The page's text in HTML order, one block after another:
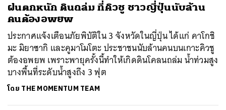
ฝนตกหนัก ดินถล่ม ที่คิวชู ชาวญี่ปุ่นนับล้าน
คนต้องอพยพ
ประกาศแจ้งเตือนภัยพิบัติใน 3 จังหวัดในญี่ปุ่น ได้แก่ คาโกชิ
มะ มิยาซากิ และคูมาโมโตะ ประชาชนนับล้านคนบนเกาะคิวชู
ต้องอพยพ เพราะพายุครั้งนี้ทำให้เกิดดินโคลนถล่ม น้ำท่วมสูง
บางพื้นที่ระดับน้ำสูงถึง 3 ฟุต
โดย THE MOMENTUM TEAM